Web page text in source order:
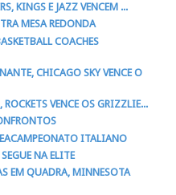
KINGS E JAZZ VENCEM ...
MESA REDONDA
COACHES
CHICAGO SKY VENCE O
VENCE OS GRIZZLIE...
ITALIANO
NA ELITE
EM QUADRA, MINNESOTA